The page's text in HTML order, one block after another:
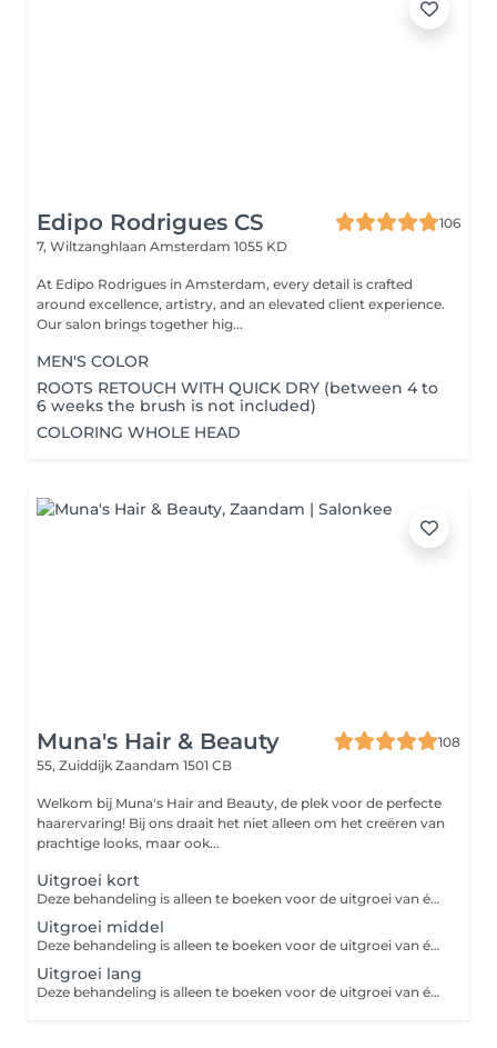
Edipo Rodrigues CS
106
7, Wiltzanghlaan Amsterdam 1055 KD
At Edipo Rodrigues in Amsterdam, every detail is crafted
around excellence, artistry, and an elevated client experience.
Our salon brings together hig...
MEN'S COLOR
ROOTS RETOUCH WITH QUICK DRY (between 4 to
6 weeks the brush is not included)
COLORING WHOLE HEAD
Muna's Hair & Beauty
108
55, Zuiddijk Zaandam 1501 CB
Welkom bij Muna's Hair and Beauty, de plek voor de perfecte
haarervaring! Bij ons draait het niet alleen om het creëren van
prachtige looks, maar ook...
Uitgroei kort
Deze behandeling is alleen te boeken voor de uitgroei van één gehele kleur en niet voor de uitgroei van highlights. Voor de uitgroei van highlights moet u de behandeling 'highlights' boeken. Deze behandeling kan alleen geboekt worden als je een uitgroei hebt van tussen de 0-3 maanden. Zorg ervoor dat je hieraan voldoet voordat je deze dienst boekt.
Uitgroei middel
Deze behandeling is alleen te boeken voor de uitgroei van één gehele kleur en niet voor de uitgroei van highlights. Voor de uitgroei van highlights moet u de behandeling 'highlights' boeken. Deze behandeling kan alleen geboekt worden als je een uitgroei hebt van tussen de 3-6 maanden. Zorg ervoor dat je hieraan voldoet voordat je deze dienst boekt.
Uitgroei lang
Deze behandeling is alleen te boeken voor de uitgroei van één gehele kleur en niet voor de uitgroei van highlights. Voor de uitgroei van highlights moet u de behandeling 'highlights' boeken. Deze behandeling kan alleen geboekt worden als je een uitgroei hebt van 6+ maanden. Zorg ervoor dat je hieraan voldoet voordat je deze dienst boekt.